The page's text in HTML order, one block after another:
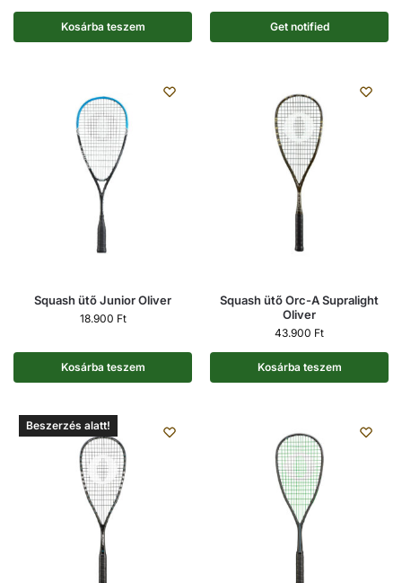
Kosárba teszem Get notified
Squash ütő Junior Oliver
18.900 Ft
Kosárba teszem
Squash ütő Orc-A Supralight
Oliver
43.900 Ft
Kosárba teszem
Beszerzés alatt!